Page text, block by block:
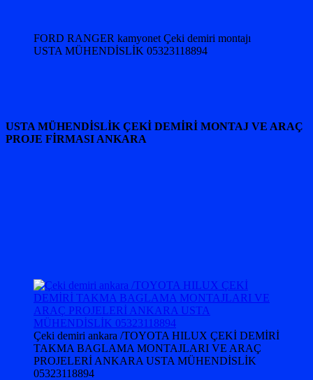
FORD RANGER kamyonet Çeki demiri montajı
USTA MÜHENDİSLİK 05323118894
USTA MÜHENDİSLİK ÇEKİ DEMİRİ MONTAJ VE ARAÇ
PROJE FİRMASI ANKARA
Çeki demiri ankara /TOYOTA HILUX ÇEKİ DEMİRİ
TAKMA BAGLAMA MONTAJLARI VE ARAÇ
PROJELERİ ANKARA USTA MÜHENDİSLİK
05323118894